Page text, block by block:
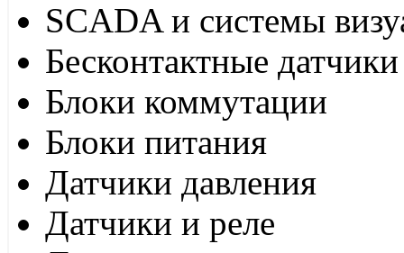
SCADA и системы
Бесконтактные датчики
Блоки коммутации
Блоки питания
Датчики давления
Датчики и реле